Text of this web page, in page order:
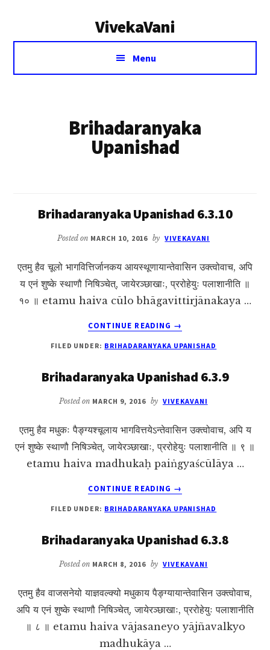
VivekaVani
Voice
Vivekananda
Menu
Brihadaranyaka
Upanishad
Brihadaranyaka Upanishad 6.3.10
Posted on MARCH 10, 2016 by VIVEKAVANI
एतमु हैव चूलो भागवित्तिर्जानकय आयस्थूणायान्तेवासिन उक्त्वोवाच, अपि
य एनं शुष्के स्थाणौ निषिञ्चेत्, जायेरञ्छाखाः, प्ररोहेयुः पलाशानीति ॥
१० ॥ etamu haiva cūlo bhāgavittirjānakaya …
CONTINUE READING
ABOUT
UPANISHAD
→
FILED UNDER: BRIHADARANYAKA UPANISHAD
Brihadaranyaka Upanishad 6.3.9
Posted on MARCH 9, 2016 by VIVEKAVANI
एतमु हैव मधुकः पैङ्ग्यश्चूलाय भागवित्तयेऽन्तेवासिन उक्त्वोवाच, अपि य
एनं शुष्के स्थाणौ निषिञ्चेत्, जायेरञ्छाखाः, प्ररोहेयुः पलाशानीति ॥ ९ ॥
etamu haiva madhukaḥ paiṅgyaścūlāya …
CONTINUE READING
ABOUT
UPANISHAD
→
FILED UNDER: BRIHADARANYAKA UPANISHAD
Brihadaranyaka Upanishad 6.3.8
Posted on MARCH 8, 2016 by VIVEKAVANI
एतमु हैव वाजसनेयो याज्ञवल्क्यो मधुकाय पैङ्ग्यायान्तेवासिन उक्त्वोवाच,
अपि य एनं शुष्के स्थाणौ निषिञ्चेत्, जायेरञ्छाखाः, प्ररोहेयुः पलाशानीति
॥ ८ ॥ etamu haiva vājasaneyo yājñavalkyo
madhukāya …